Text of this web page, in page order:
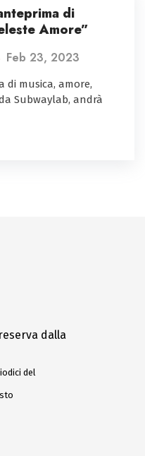
di
Amore”
Feb 23, 2023
musica, amore,
Subwaylab, andrà
dalla
del